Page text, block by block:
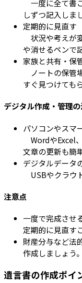
一度に全て書
しずつ記入しま
定期的に見直す
状況や考えが
や消せるペンで
家族と共有・保
ノートの保管
すぐ見つけても
デジタル作成・管理
パソコンやスマ
WordやExcel
文章の更新も簡
デジタルデータ
USBやクラウ
注意点
一度で完成させ
定期的に見直す
財産分与など法
作成しましょう。
遺言書の作成ポイ